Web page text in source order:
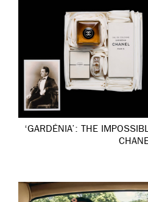
‘GARDÉNIA’: THE